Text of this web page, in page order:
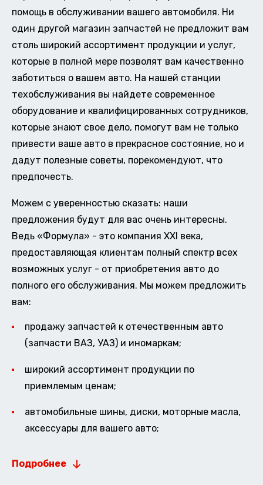
помощь в обслуживании вашего автомобиля. Ни
один другой магазин запчастей не предложит вам
столь широкий ассортимент продукции и услуг,
которые в полной мере позволят вам качественно
заботиться о вашем авто. На нашей станции
техобслуживания вы найдете современное
оборудование и квалифицированных сотрудников,
которые знают свое дело, помогут вам не только
привести ваше авто в прекрасное состояние, но и
дадут полезные советы, порекомендуют, что
предпочесть.
Можем с уверенностью сказать: наши
предложения будут для вас очень интересны.
Ведь «Формула» - это компания XXI века,
предоставляющая клиентам полный спектр всех
возможных услуг - от приобретения авто до
полного его обслуживания. Мы можем предложить
вам:
продажу запчастей к отечественным авто
(запчасти ВАЗ, УАЗ) и иномаркам;
широкий ассортимент продукции по
приемлемым ценам;
автомобильные шины, диски, моторные масла,
аксессуары для вашего авто;
Подробнее